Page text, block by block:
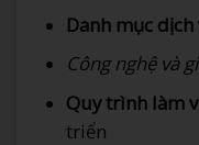
Danh mục dịch
Công nghệ và
Quy trình làm
triển